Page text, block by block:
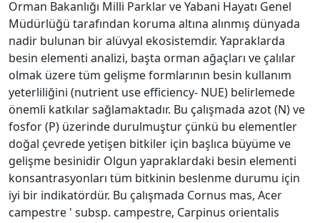
Orman Bakanlığı Milli Parklar ve Yabani Hayatı Genel
Müdürlüğü tarafından koruma altına alınmış dünyada
nadir bulunan bir alüvyal ekosistemdir. Yapraklarda
besin elementi analizi, başta orman ağaçları ve çalılar
olmak üzere tüm gelişme formlarının besin kullanım
yeterliliğini (nutrient use efficiency- NUE) belirlemede
önemli katkılar sağlamaktadır. Bu çalışmada azot (N) ve
fosfor (P) üzerinde durulmuştur çünkü bu elementler
doğal çevrede yetişen bitkiler için başlıca büyüme ve
gelişme besinidir Olgun yapraklardaki besin elementi
konsantrasyonları tüm bitkinin beslenme durumu için
iyi bir indikatördür. Bu çalışmada Cornus mas, Acer
campestre ' subsp. campestre, Carpinus orientalis